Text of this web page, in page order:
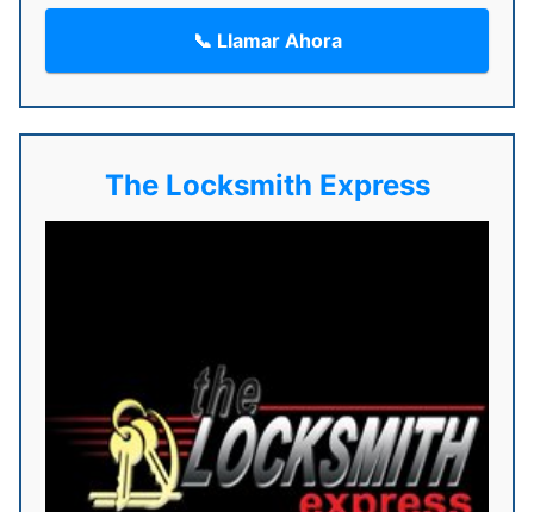
📞 Llamar Ahora
The Locksmith Express